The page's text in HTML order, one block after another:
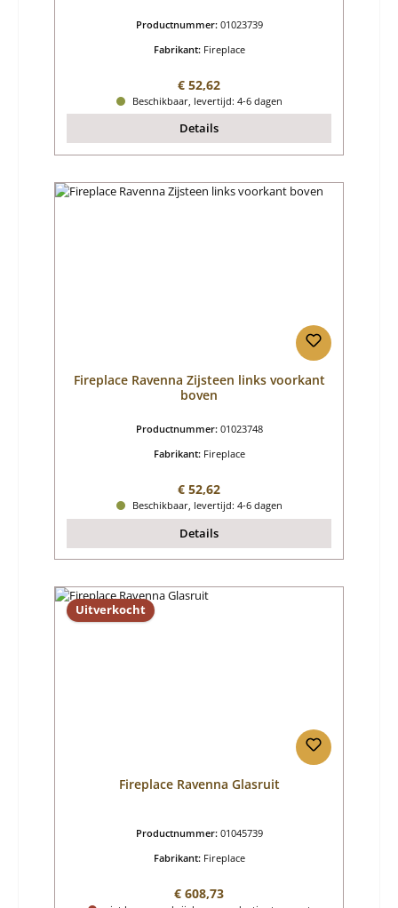
Productnummer: 01023739
Fabrikant: Fireplace
Normale prijs:
€ 52,62
Beschikbaar, levertijd: 4-6 dagen
Details
Fireplace Ravenna Zijsteen links voorkant
boven
Productnummer: 01023748
Fabrikant: Fireplace
Normale prijs:
€ 52,62
Beschikbaar, levertijd: 4-6 dagen
Details
Uitverkocht
Fireplace Ravenna Glasruit
Productnummer: 01045739
Fabrikant: Fireplace
Normale prijs:
€ 608,73